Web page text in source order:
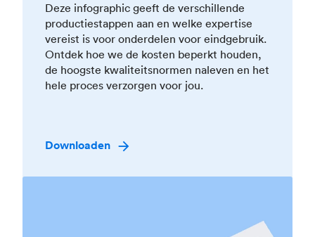
Deze infographic geeft de verschillende
productiestappen aan en welke expertise
vereist is voor onderdelen voor eindgebruik.
Ontdek hoe we de kosten beperkt houden,
de hoogste kwaliteitsnormen naleven en het
hele proces verzorgen voor jou.
Downloaden